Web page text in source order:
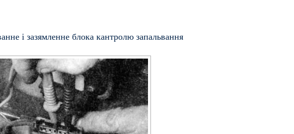
і зазямленне блока кантролю запальвання